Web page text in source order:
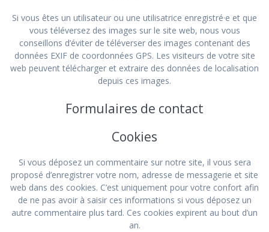
Si vous êtes un utilisateur ou une utilisatrice enregistré·e et que
vous téléversez des images sur le site web, nous vous
conseillons d’éviter de téléverser des images contenant des
données EXIF de coordonnées GPS. Les visiteurs de votre site
web peuvent télécharger et extraire des données de localisation
depuis ces images.
Formulaires de contact
Cookies
Si vous déposez un commentaire sur notre site, il vous sera
proposé d’enregistrer votre nom, adresse de messagerie et site
web dans des cookies. C’est uniquement pour votre confort afin
de ne pas avoir à saisir ces informations si vous déposez un
autre commentaire plus tard. Ces cookies expirent au bout d’un
an.